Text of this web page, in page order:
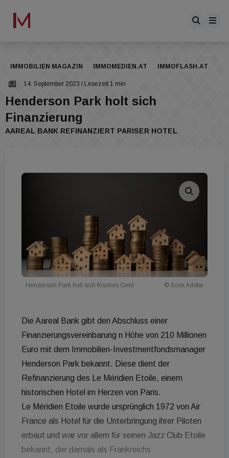
IMMOBILIEN MAGAZIN IMMOMEDIEN.AT IMMOFLASH.AT
14. September 2023 / Lesezeit 1 min
Henderson Park holt sich
Finanzierung
AAREAL BANK REFINANZIERT PARISER HOTEL
Henderson Park holt sich frisches Geld © Sock Adobe
Die Aareal Bank gibt den Abschluss einer
Finanzierungsvereinbarung n Höhe von 210 Millionen
Euro mit dem Immobilien-Investmentfondsmanager
Henderson Park bekannt. Diese dient der
Refinanzierung des Le Méridien Etoile, einem
historischen Hotel im Herzen von Paris.
Le Méridien Etoile wurde ursprünglich 1972 von Air
France als Hotel für die Unterbringung ihrer Piloten
erbaut und war vor allem für seinen Jazz Club Etoile
bekannt, der damals als Frankreichs